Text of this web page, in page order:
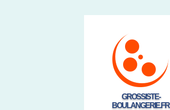
GROSSISTE-
BOULANGERIE.FR